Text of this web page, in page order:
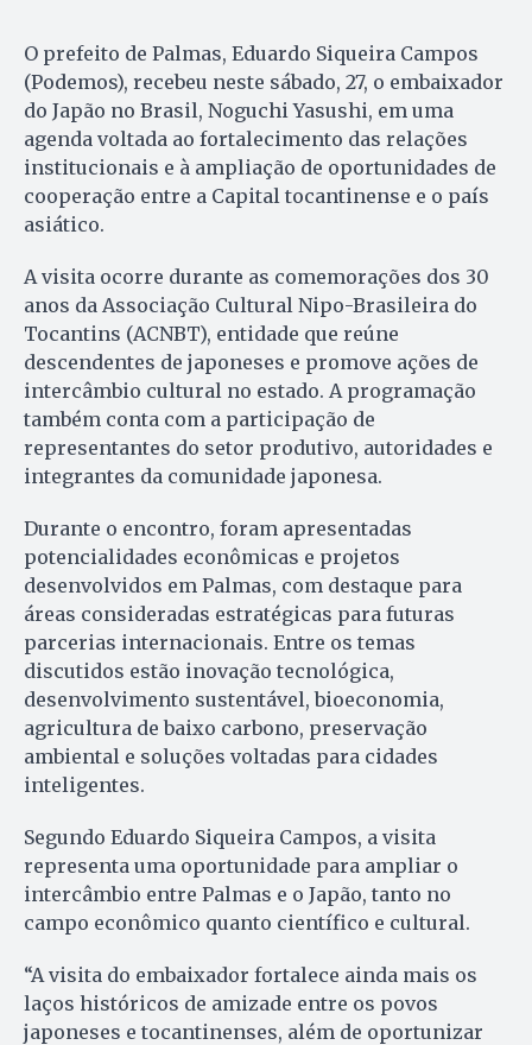
O prefeito de Palmas, Eduardo Siqueira Campos
(Podemos), recebeu neste sábado, 27, o embaixador
do Japão no Brasil, Noguchi Yasushi, em uma
agenda voltada ao fortalecimento das relações
institucionais e à ampliação de oportunidades de
cooperação entre a Capital tocantinense e o país
asiático.
A visita ocorre durante as comemorações dos 30
anos da Associação Cultural Nipo-Brasileira do
Tocantins (ACNBT), entidade que reúne
descendentes de japoneses e promove ações de
intercâmbio cultural no estado. A programação
também conta com a participação de
representantes do setor produtivo, autoridades e
integrantes da comunidade japonesa.
Durante o encontro, foram apresentadas
potencialidades econômicas e projetos
desenvolvidos em Palmas, com destaque para
áreas consideradas estratégicas para futuras
parcerias internacionais. Entre os temas
discutidos estão inovação tecnológica,
desenvolvimento sustentável, bioeconomia,
agricultura de baixo carbono, preservação
ambiental e soluções voltadas para cidades
inteligentes.
Segundo Eduardo Siqueira Campos, a visita
representa uma oportunidade para ampliar o
intercâmbio entre Palmas e o Japão, tanto no
campo econômico quanto científico e cultural.
“A visita do embaixador fortalece ainda mais os
laços históricos de amizade entre os povos
japoneses e tocantinenses, além de oportunizar